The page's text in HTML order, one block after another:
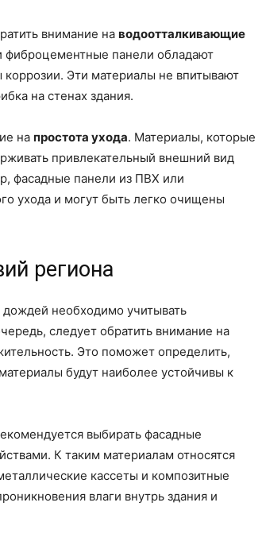
внимание на водоотталкивающие
фиброцементные панели обладают
Эти материалы не впитывают
на стенах здания.
на простота ухода. Материалы, которые
привлекательный внешний вид
фасадные панели из ПВХ или
ухода и могут быть легко очищены
региона
дождей необходимо учитывать
следует обратить внимание на
Это поможет определить,
будут наиболее устойчивы к
выбирать фасадные
К таким материалам относятся
кассеты и композитные
влаги внутрь здания и